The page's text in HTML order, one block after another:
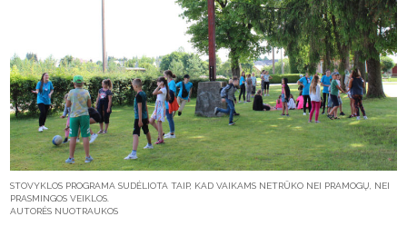
STOVYKLOS PROGRAMA SUDĖLIOTA TAIP, KAD VAIKAMS NETRŪKO NEI PRAMOGŲ, NEI
PRASMINGOS VEIKLOS.
AUTORĖS NUOTRAUKOS